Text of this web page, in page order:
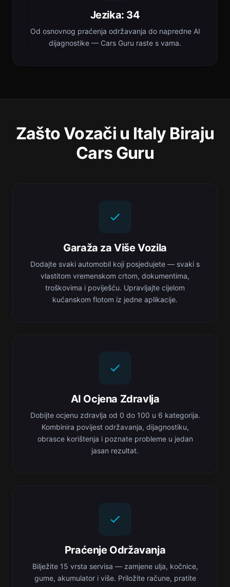
Jezika: 34
Od osnovnog praćenja održavanja do napredne AI
dijagnostike — Cars Guru raste s vama.
Zašto Vozači u Italy Biraju
Cars Guru
Garaža za Više Vozila
Dodajte svaki automobil koji posjedujete — svaki s
vlastitom vremenskom crtom, dokumentima,
troškovima i poviješću. Upravljajte cijelom
kućanskom flotom iz jedne aplikacije.
AI Ocjena Zdravlja
Dobijte ocjenu zdravlja od 0 do 100 u 6 kategorija.
Kombinira povijest održavanja, dijagnostiku,
obrasce korištenja i poznate probleme u jedan
jasan rezultat.
Praćenje Održavanja
Bilježite 15 vrsta servisa — zamjene ulja, kočnice,
gume, akumulator i više. Priložite račune, pratite